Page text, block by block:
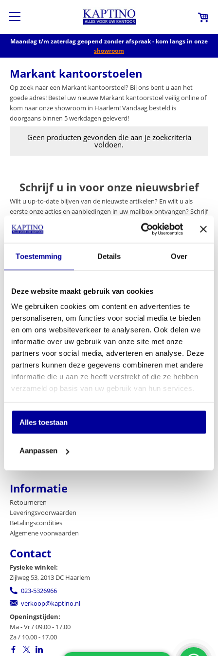
Toestemming Details Over
Deze website maakt gebruik van cookies
We gebruiken cookies om content en advertenties te
personaliseren, om functies voor social media te bieden
en om ons websiteverkeer te analyseren. Ook delen we
informatie over uw gebruik van onze site met onze
partners voor social media, adverteren en analyse. Deze
partners kunnen deze gegevens combineren met andere
informatie die u aan ze heeft verstrekt of die ze hebben
verzameld op basis van uw gebruik van hun services.
Alles toestaan
Aanpassen
Maandag t/m zaterdag geopend zonder afspraak - kom langs in onze
showroom
Markant kantoorstoelen
Op zoek naar een Markant kantoorstoel? Bij ons bent u aan het
goede adres! Bestel uw nieuwe Markant kantoorstoel veilig online of
kom naar onze showroom in Haarlem! Vandaag besteld is
doorgaans binnen 5 werkdagen geleverd!
Geen producten gevonden die aan je zoekcriteria
voldoen.
Schrijf u in voor onze nieuwsbrief
Wilt u up-to-date blijven van de nieuwste artikelen? En wilt u als
eerste onze acties en aanbiedingen in uw mailbox ontvangen? Schrijf
u dan in voor onze nieuwsbrief door hier onder uw email adres
achter te laten.
E-mailadres
Ons assortiment
Bureaustoelen
Kantoormachines
Kantoormeubelen
Kasregisters
Kluizen
Over Kaptino
Over ons
Bedrijfsgegevens
Informatie
Retourneren
Leveringsvoorwaarden
Betalingscondities
Algemene voorwaarden
Contact
Fysieke winkel:
Zijlweg 53, 2013 DC Haarlem
023-5326966
verkoop@kaptino.nl
Openingstijden:
Ma - Vr / 09.00 - 17.00
Za / 10.00 - 17.00